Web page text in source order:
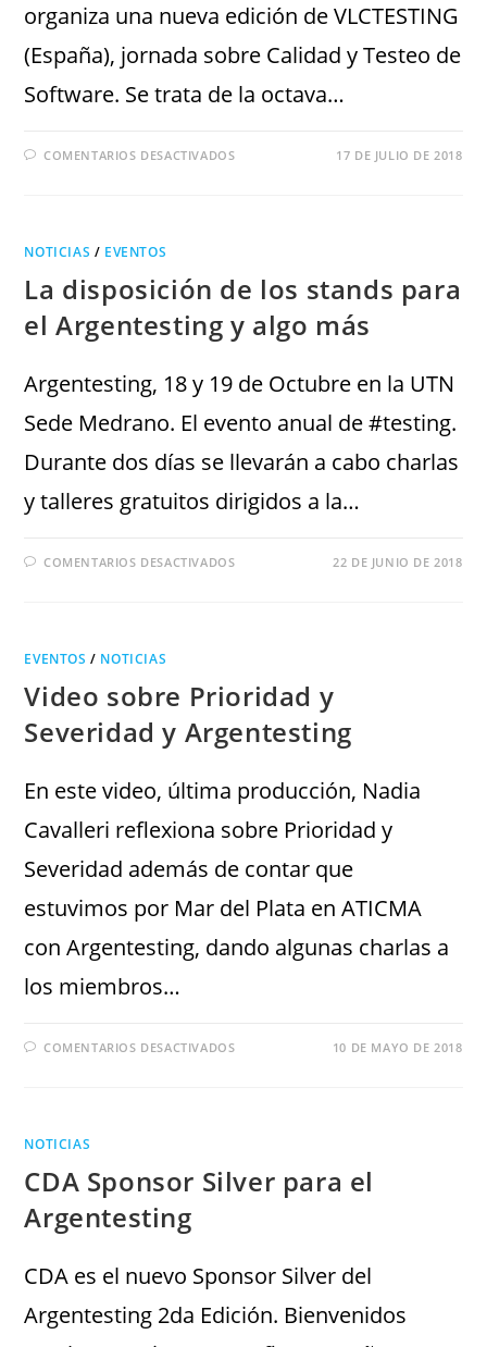
organiza una nueva edición de VLCTESTING
(España), jornada sobre Calidad y Testeo de
Software. Se trata de la octava…
COMENTARIOS DESACTIVADOS 17 DE JULIO DE 2018
NOTICIAS / EVENTOS
La disposición de los stands para
el Argentesting y algo más
Argentesting, 18 y 19 de Octubre en la UTN
Sede Medrano. El evento anual de #testing.
Durante dos días se llevarán a cabo charlas
y talleres gratuitos dirigidos a la…
COMENTARIOS DESACTIVADOS 22 DE JUNIO DE 2018
EVENTOS / NOTICIAS
Video sobre Prioridad y
Severidad y Argentesting
En este video, última producción, Nadia
Cavalleri reflexiona sobre Prioridad y
Severidad además de contar que
estuvimos por Mar del Plata en ATICMA
con Argentesting, dando algunas charlas a
los miembros…
COMENTARIOS DESACTIVADOS 10 DE MAYO DE 2018
NOTICIAS
CDA Sponsor Silver para el
Argentesting
CDA es el nuevo Sponsor Silver del
Argentesting 2da Edición. Bienvenidos